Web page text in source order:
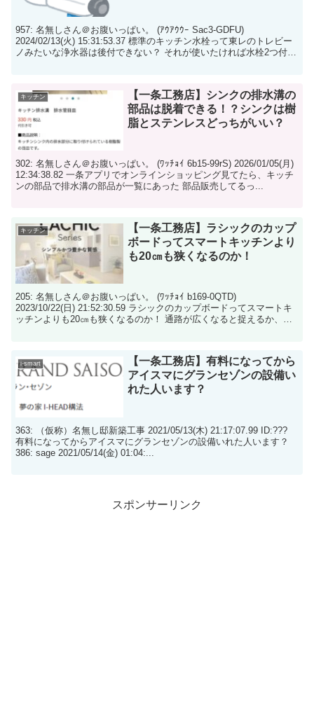
957: 名無しさん＠お腹いっぱい。 (ｱｳｱｳｳｰ Sac3-GDFU)
2024/02/13(火) 15:31:53.37 標準のキッチン水栓って東レのトレビー
ノみたいな浄水器は後付できない？ それが使いたければ水栓2つ付け
キッチン
【一条工務店】シンクの排水溝の
部品は脱着できる！？シンクは樹
脂とステンレスどっちがいい？
302: 名無しさん＠お腹いっぱい。 (ﾜｯﾁｮｲ 6b15-99rS) 2026/01/05(月)
12:34:38.82 一条アプリでオンラインショッピング見てたら、キッチ
ンの部品で排水溝の部品が一覧にあった 部品販売してるっ...
キッチン
【一条工務店】ラシックのカップ
ボードってスマートキッチンより
も20㎝も狭くなるのか！
205: 名無しさん＠お腹いっぱい。 (ﾜｯﾁｮｲ b169-0QTD)
2023/10/22(日) 21:52:30.59 ラシックのカップボードってスマートキ
ッチンよりも20㎝も狭くなるのか！ 通路が広くなると捉えるか、収
i-smart
【一条工務店】有料になってから
アイスマにグランセゾンの設備い
れた人います？
363: （仮称）名無し邸新築工事 2021/05/13(木) 21:17:07.99 ID:???
有料になってからアイスマにグランセゾンの設備いれた人います？
386: sage 2021/05/14(金) 01:04:...
スポンサーリンク